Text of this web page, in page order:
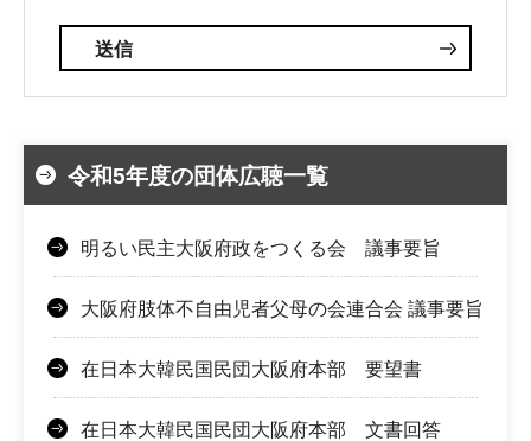
令和5年度の団体広聴一覧
明るい民主大阪府政をつくる会 議事要旨
大阪府肢体不自由児者父母の会連合会 議事要旨
在日本大韓民国民団大阪府本部 要望書
在日本大韓民国民団大阪府本部 文書回答